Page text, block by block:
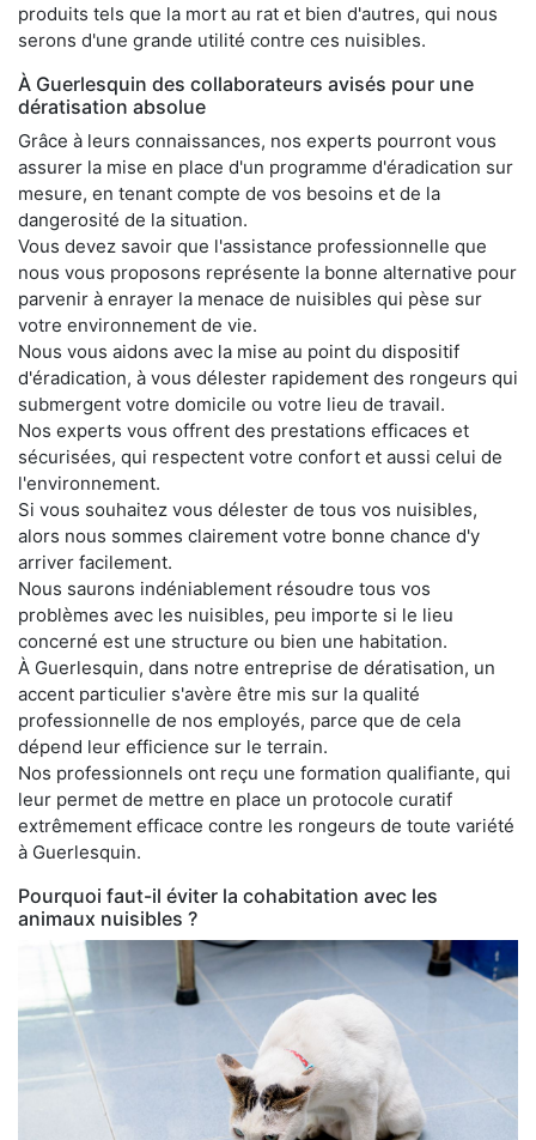
produits tels que la mort au rat et bien d'autres, qui nous
serons d'une grande utilité contre ces nuisibles.
À Guerlesquin des collaborateurs avisés pour une
dératisation absolue
Grâce à leurs connaissances, nos experts pourront vous
assurer la mise en place d'un programme d'éradication sur
mesure, en tenant compte de vos besoins et de la
dangerosité de la situation.
Vous devez savoir que l'assistance professionnelle que
nous vous proposons représente la bonne alternative pour
parvenir à enrayer la menace de nuisibles qui pèse sur
votre environnement de vie.
Nous vous aidons avec la mise au point du dispositif
d'éradication, à vous délester rapidement des rongeurs qui
submergent votre domicile ou votre lieu de travail.
Nos experts vous offrent des prestations efficaces et
sécurisées, qui respectent votre confort et aussi celui de
l'environnement.
Si vous souhaitez vous délester de tous vos nuisibles,
alors nous sommes clairement votre bonne chance d'y
arriver facilement.
Nous saurons indéniablement résoudre tous vos
problèmes avec les nuisibles, peu importe si le lieu
concerné est une structure ou bien une habitation.
À Guerlesquin, dans notre entreprise de dératisation, un
accent particulier s'avère être mis sur la qualité
professionnelle de nos employés, parce que de cela
dépend leur efficience sur le terrain.
Nos professionnels ont reçu une formation qualifiante, qui
leur permet de mettre en place un protocole curatif
extrêmement efficace contre les rongeurs de toute variété
à Guerlesquin.
Pourquoi faut-il éviter la cohabitation avec les
animaux nuisibles ?